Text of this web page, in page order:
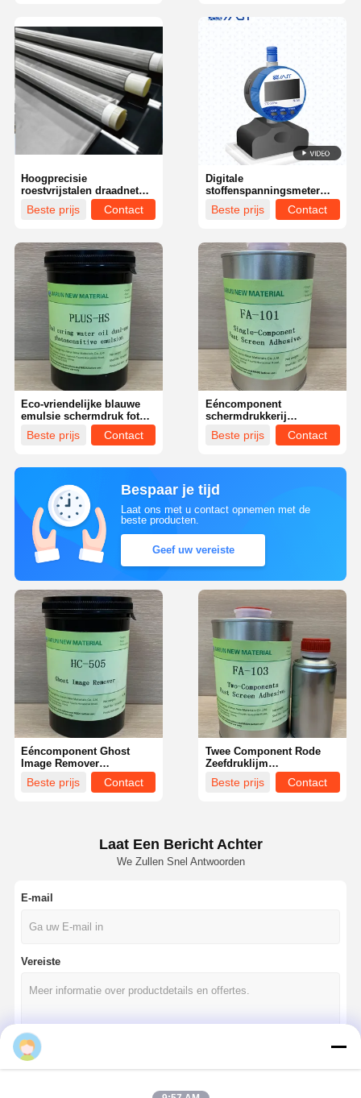
Hoogprecisie
roestvrijstalen draadnet
Hoog duurzaamheid
schermdruknet
Beste prijs Contact
Digitale
stoffenspanningsmeter
Intelligente geavanceerde
schermdrukspanningsmeter
Beste prijs Contact
Eco-vriendelijke blauwe
emulsie schermdruk foto
Beste prijs Contact
Eéncomponent
schermdrukkerij
Kleefmiddel snel
droogend Sterk voor
Beste prijs Contact
Bespaar je tijd
Laat ons met u contact opnemen met de
beste producten.
Geef uw vereiste
Twee Component Rode
Zeefdruklijm
Milieuvriendelijk
Beste prijs Contact
Eéncomponent Ghost
Image Remover
schermdrukmateriaal
Beste prijs Contact
Laat Een Bericht Achter
We Zullen Snel Antwoorden
E-mail
Vereiste